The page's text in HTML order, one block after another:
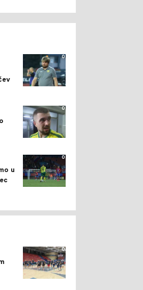
0
0
0
u
0